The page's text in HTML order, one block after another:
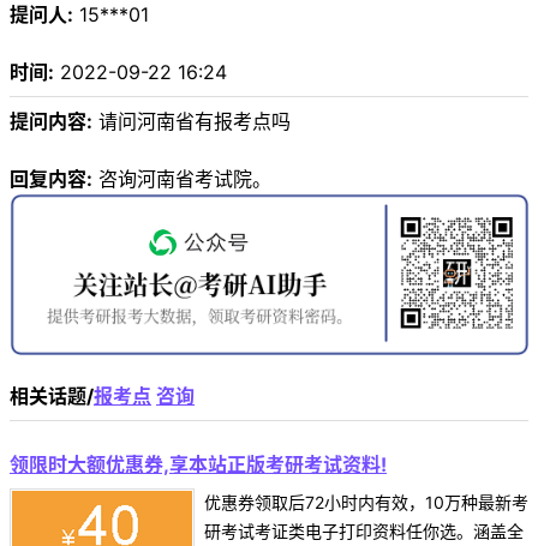
提问人: 15***01
时间: 2022-09-22 16:24
提问内容: 请问河南省有报考点吗
回复内容: 咨询河南省考试院。
相关话题/报考点 咨询
领限时大额优惠券,享本站正版考研考试资料!
优惠券领取后72小时内有效，10万种最新考
研考试考证类电子打印资料任你选。涵盖全